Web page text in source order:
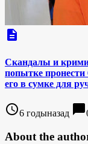
description
Скандалы и
попытке пронести
его в сумке для
access_time6 годыназад chat_bubble
About the